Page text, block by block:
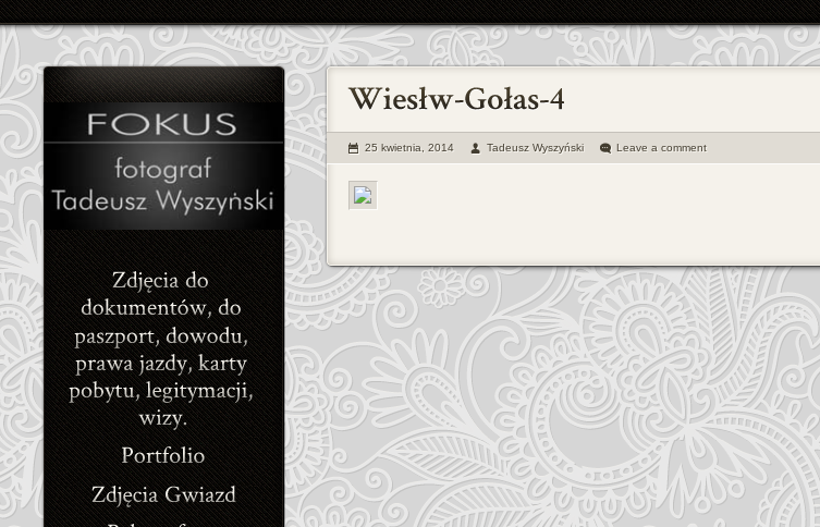
25 kwietnia, 2014 Tadeusz Wyszyński Leave a comment